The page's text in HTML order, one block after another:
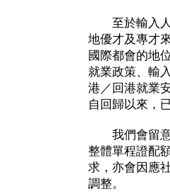
至於輸入人
地優才及專才
國際都會的地
就業政策、輸
港／回港就業
自回歸以來，
我們會留意
整體單程證配
求，亦會因應
調整。